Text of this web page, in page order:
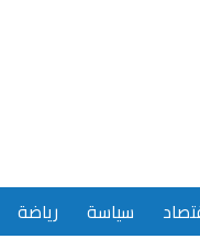
سياسة رياضة